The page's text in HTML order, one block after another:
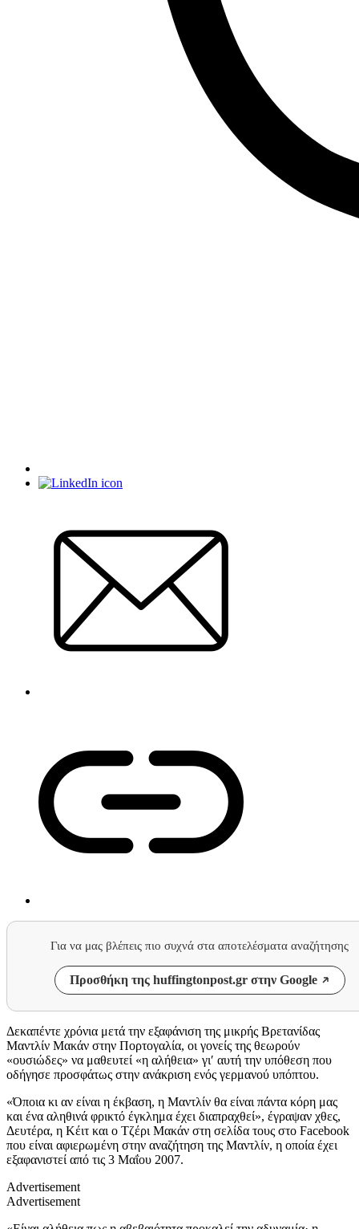
Για να μας βλέπεις πιο συχνά στα αποτελέσματα αναζήτησης
Προσθήκη της huffingtonpost.gr στην Google
Δεκαπέντε χρόνια μετά την εξαφάνιση της μικρής Βρετανίδας
Μαντλίν Μακάν στην Πορτογαλία, οι γονείς της θεωρούν
«ουσιώδες» να μαθευτεί «η αλήθεια» γι′ αυτή την υπόθεση που
οδήγησε προσφάτως στην ανάκριση ενός γερμανού υπόπτου.
«Όποια κι αν είναι η έκβαση, η Μαντλίν θα είναι πάντα κόρη μας
και ένα αληθινά φρικτό έγκλημα έχει διαπραχθεί», έγραψαν χθες,
Δευτέρα, η Κέιτ και ο Τζέρι Μακάν στη σελίδα τους στο Facebook
που είναι αφιερωμένη στην αναζήτηση της Μαντλίν, η οποία έχει
εξαφανιστεί από τις 3 Μαΐου 2007.
Advertisement
Advertisement